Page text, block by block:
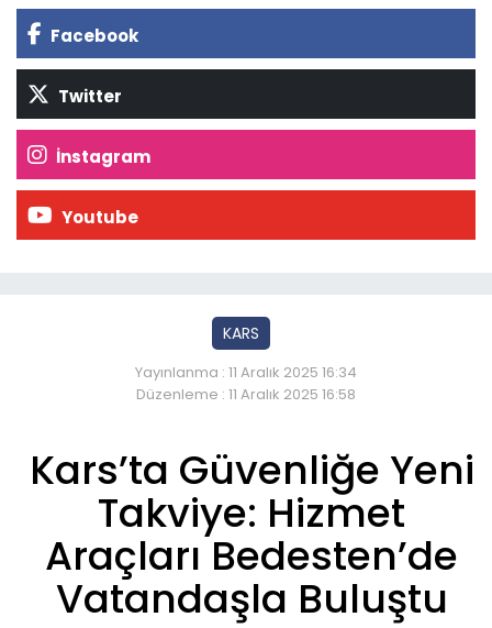
Facebook
Twitter
İnstagram
Youtube
KARS
Yayınlanma : 11 Aralık 2025 16:34
Düzenleme : 11 Aralık 2025 16:58
Kars’ta Güvenliğe Yeni
Takviye: Hizmet
Araçları Bedesten’de
Vatandaşla Buluştu